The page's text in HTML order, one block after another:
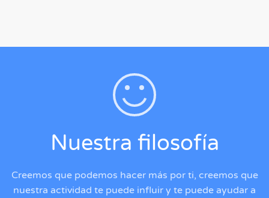
Nuestra filosofía
Creemos que podemos hacer más por ti, creemos que
nuestra actividad te puede influir y te puede ayudar a